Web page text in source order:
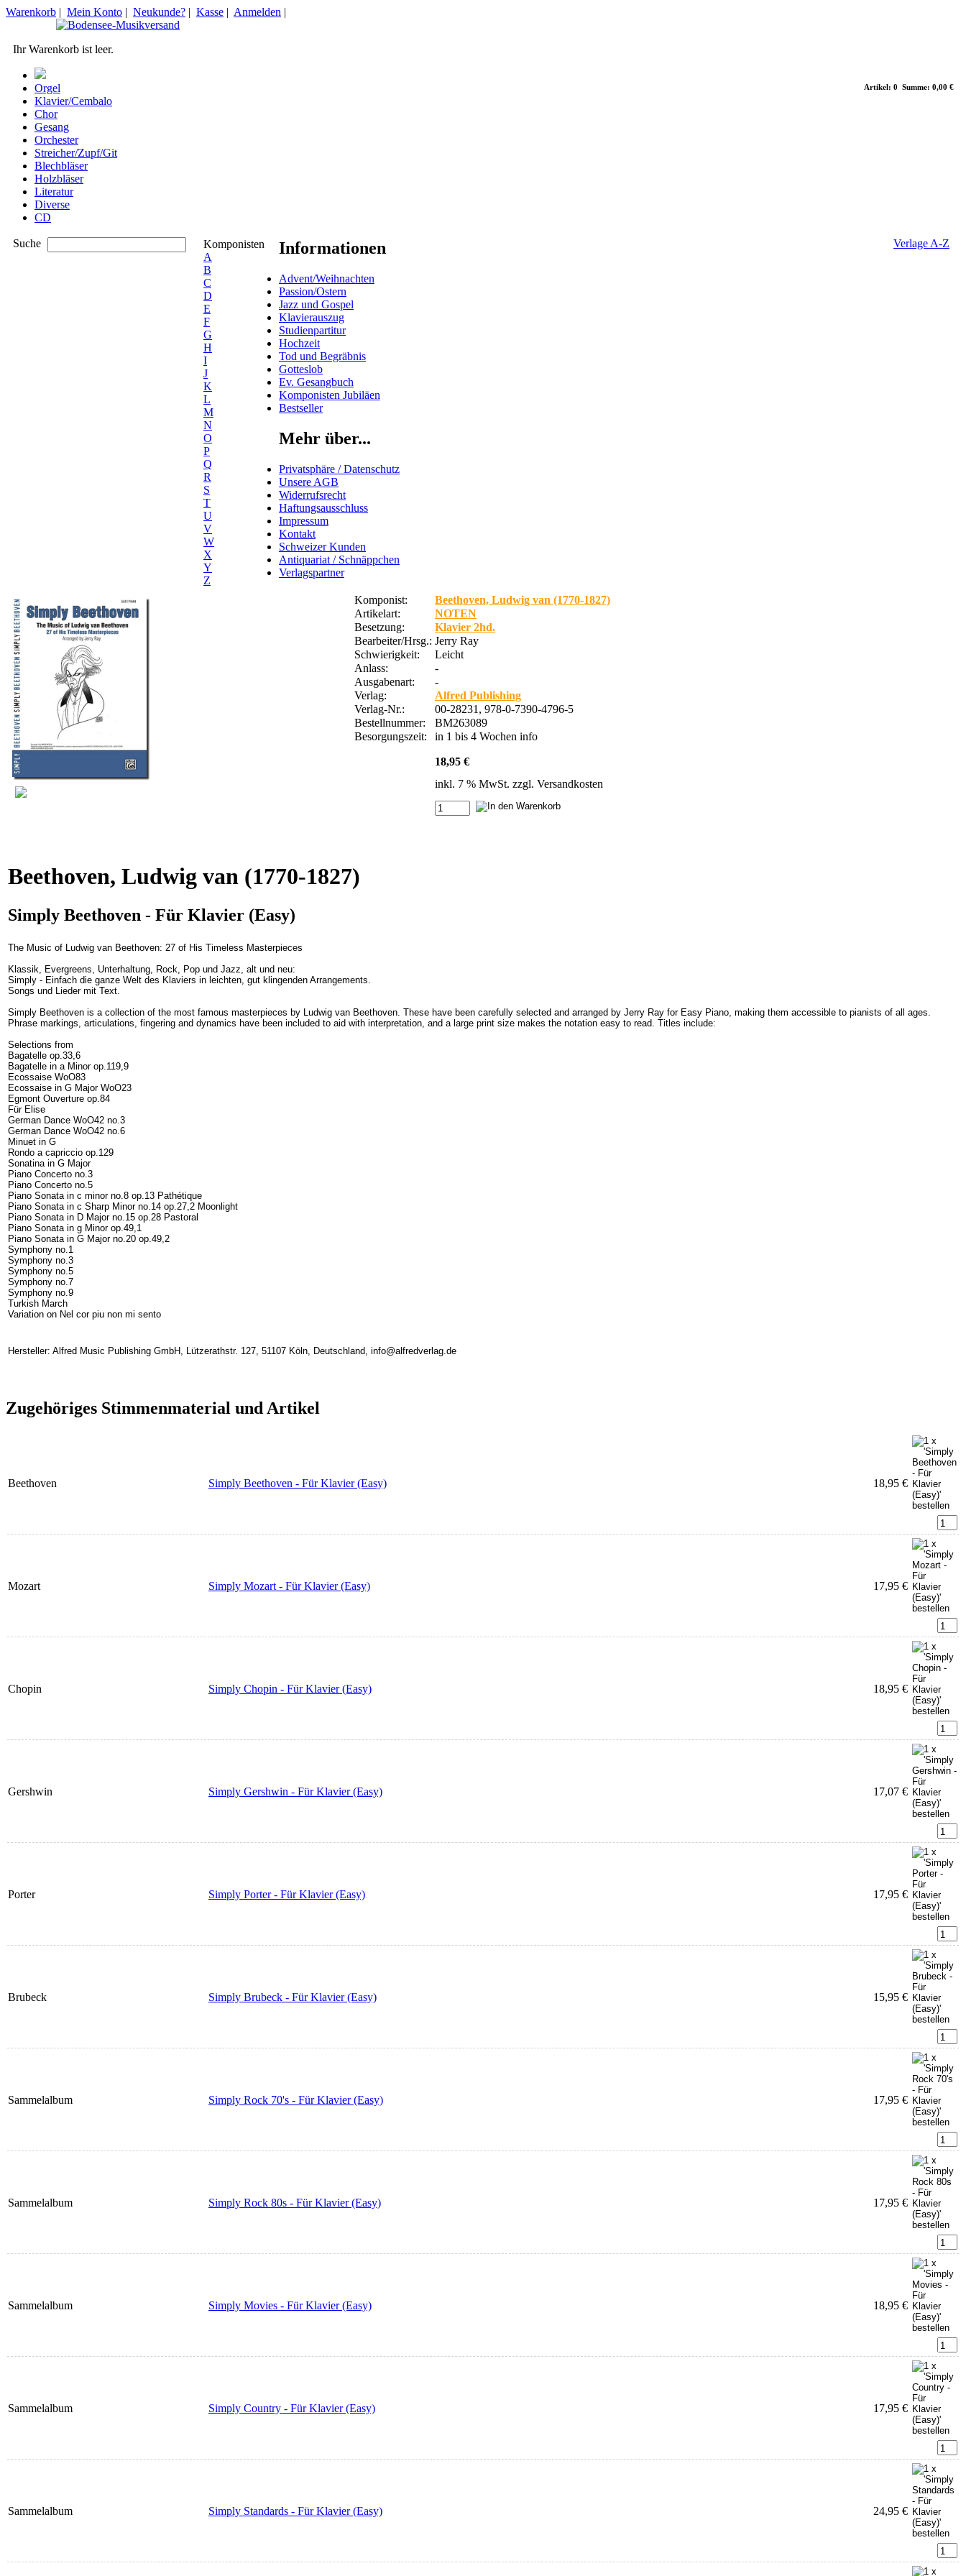
Artikel: 0 Summe: 0,00 €
Warenkorb | Mein Konto | Neukunde? | Kasse | Anmelden |
Ihr Warenkorb ist leer.
Orgel
Klavier/Cembalo
Chor
Gesang
Orchester
Streicher/Zupf/Git
Blechbläser
Holzbläser
Literatur
Diverse
CD
Suche
Komponisten
A
B
C
D
E
F
G
H
I
J
K
L
M
N
O
P
Q
R
S
T
U
V
W
X
Y
Z
Verlage A-Z
Informationen
Advent/Weihnachten
Passion/Ostern
Jazz und Gospel
Klavierauszug
Studienpartitur
Hochzeit
Tod und Begräbnis
Gotteslob
Ev. Gesangbuch
Komponisten Jubiläen
Bestseller
Mehr über...
Privatsphäre / Datenschutz
Unsere AGB
Widerrufsrecht
Haftungsausschluss
Impressum
Kontakt
Schweizer Kunden
Antiquariat / Schnäppchen
Verlagspartner
Komponist:
Beethoven, Ludwig van (1770-1827)
Artikelart:
NOTEN
Besetzung:
Klavier 2hd.
Bearbeiter/Hrsg.: Jerry Ray
Schwierigkeit:
Leicht
Anlass:
-
Ausgabenart:
-
Verlag:
Alfred Publishing
Verlag-Nr.:
00-28231, 978-0-7390-4796-5
Bestellnummer:
BM263089
Besorgungszeit:
in 1 bis 4 Wochen info
18,95 €
inkl. 7 % MwSt. zzgl. Versandkosten
Beethoven, Ludwig van (1770-1827)
Simply Beethoven - Für Klavier (Easy)
The Music of Ludwig van Beethoven: 27 of His Timeless Masterpieces
Klassik, Evergreens, Unterhaltung, Rock, Pop und Jazz, alt und neu:
Simply - Einfach die ganze Welt des Klaviers in leichten, gut klingenden Arrangements.
Songs und Lieder mit Text.
Simply Beethoven is a collection of the most famous masterpieces by Ludwig van Beethoven. These have been carefully selected and arranged by Jerry Ray for Easy Piano, making them accessible to pianists of all ages.
Phrase markings, articulations, fingering and dynamics have been included to aid with interpretation, and a large print size makes the notation easy to read. Titles include:
Selections from
Bagatelle op.33,6
Bagatelle in a Minor op.119,9
Ecossaise WoO83
Ecossaise in G Major WoO23
Egmont Ouverture op.84
Für Elise
German Dance WoO42 no.3
German Dance WoO42 no.6
Minuet in G
Rondo a capriccio op.129
Sonatina in G Major
Piano Concerto no.3
Piano Concerto no.5
Piano Sonata in c minor no.8 op.13 Pathétique
Piano Sonata in c Sharp Minor no.14 op.27,2 Moonlight
Piano Sonata in D Major no.15 op.28 Pastoral
Piano Sonata in g Minor op.49,1
Piano Sonata in G Major no.20 op.49,2
Symphony no.1
Symphony no.3
Symphony no.5
Symphony no.7
Symphony no.9
Turkish March
Variation on Nel cor piu non mi sento
Hersteller: Alfred Music Publishing GmbH, Lützerathstr. 127, 51107 Köln, Deutschland, info@alfredverlag.de
Zugehöriges Stimmenmaterial und Artikel
Beethoven Simply Beethoven - Für Klavier (Easy) 18,95 €
Mozart Simply Mozart - Für Klavier (Easy) 17,95 €
Chopin Simply Chopin - Für Klavier (Easy) 18,95 €
Gershwin Simply Gershwin - Für Klavier (Easy) 17,07 €
Porter Simply Porter - Für Klavier (Easy) 17,95 €
Brubeck Simply Brubeck - Für Klavier (Easy) 15,95 €
Sammelalbum Simply Rock 70's - Für Klavier (Easy) 17,95 €
Sammelalbum Simply Rock 80s - Für Klavier (Easy) 17,95 €
Sammelalbum Simply Movies - Für Klavier (Easy) 18,95 €
Sammelalbum Simply Country - Für Klavier (Easy) 17,95 €
Sammelalbum Simply Standards - Für Klavier (Easy) 24,95 €